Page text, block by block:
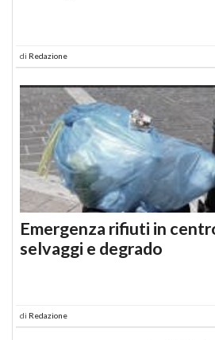
di Redazione
Emergenza rifiuti in
selvaggi e degrado
di Redazione